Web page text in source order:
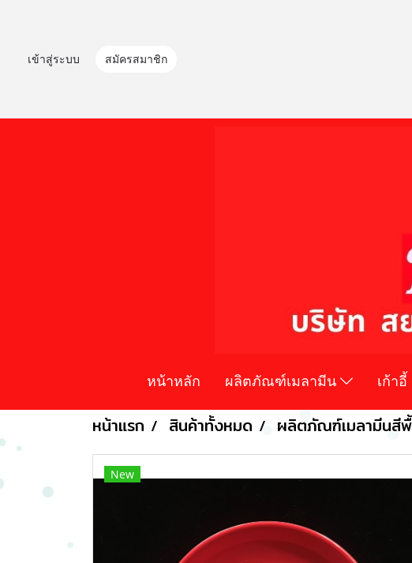
เข้าสู่ระบบ สมัครสมาชิก
หน้าหลัก ผลิตภัณฑ์เมลามีน เก้า
หน้าแรก สินค้าทั้งหมด ผลิตภัณฑ์เมลามีนสี
New